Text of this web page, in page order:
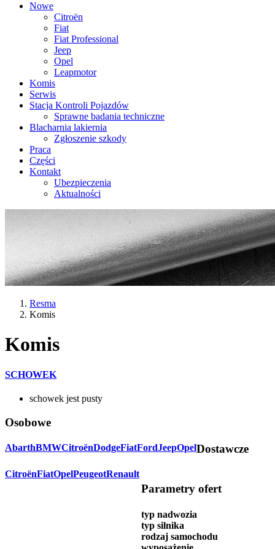
Nowe
Citroën
Fiat
Fiat Professional
Jeep
Opel
Leapmotor
Komis
Serwis
Stacja Kontroli Pojazdów
Sprawne badania techniczne
Blacharnia lakiernia
Zgłoszenie szkody
Praca
Części
Kontakt
Ubezpieczenia
Aktualności
Resma
Komis
Komis
SCHOWEK
schowek jest pusty
Osobowe
AbarthBMWCitroënDodgeFiatFordJeepOpelDostawcze
CitroënFiatOpelPeugeotRenault
Parametry ofert
typ nadwozia
typ silnika
rodzaj samochodu